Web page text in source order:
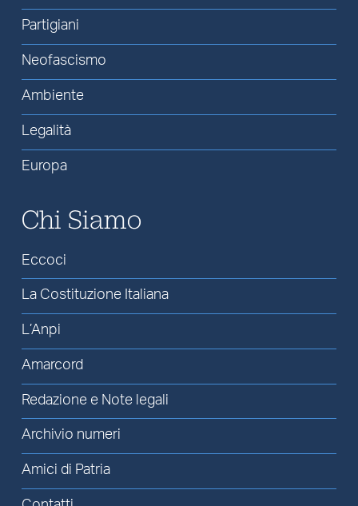
Partigiani
Neofascismo
Ambiente
Legalità
Europa
Chi Siamo
Eccoci
La Costituzione Italiana
L’Anpi
Amarcord
Redazione e Note legali
Archivio numeri
Amici di Patria